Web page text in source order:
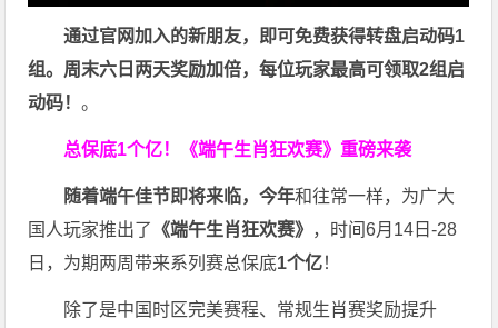
通过官网加入的新朋友，即可免费获得转盘启动码1
组。周末六日两天奖励加倍，每位玩家最高可领取2组启
动码！。
总保底1个亿！ 《端午生肖狂欢赛》重磅来袭
随着端午佳节即将来临，今年和往常一样，为广大
国人玩家推出了 《端午生肖狂欢赛》 ，时间6月14日-28
日，为期两周带来系列赛总保底1个亿！
除了是中国时区完美赛程、常规生肖赛奖励提升